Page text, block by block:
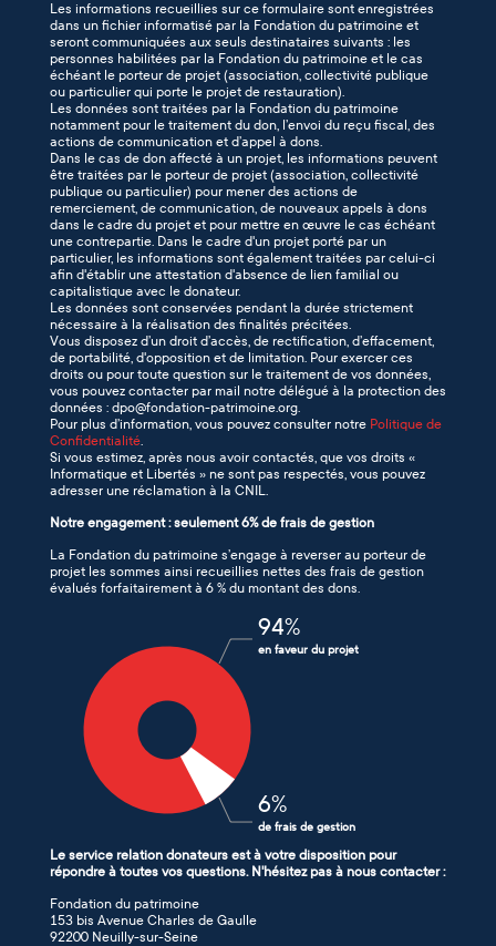
Les informations recueillies sur ce formulaire sont enregistrées
dans un fichier informatisé par la Fondation du patrimoine et
seront communiquées aux seuls destinataires suivants : les
personnes habilitées par la Fondation du patrimoine et le cas
échéant le porteur de projet (association, collectivité publique
ou particulier qui porte le projet de restauration).
Les données sont traitées par la Fondation du patrimoine
notamment pour le traitement du don, l’envoi du reçu fiscal, des
actions de communication et d’appel à dons.
Dans le cas de don affecté à un projet, les informations peuvent
être traitées par le porteur de projet (association, collectivité
publique ou particulier) pour mener des actions de
remerciement, de communication, de nouveaux appels à dons
dans le cadre du projet et pour mettre en œuvre le cas échéant
une contrepartie. Dans le cadre d'un projet porté par un
particulier, les informations sont également traitées par celui-ci
afin d'établir une attestation d'absence de lien familial ou
capitalistique avec le donateur.
Les données sont conservées pendant la durée strictement
nécessaire à la réalisation des finalités précitées.
Vous disposez d’un droit d’accès, de rectification, d’effacement,
de portabilité, d'opposition et de limitation. Pour exercer ces
droits ou pour toute question sur le traitement de vos données,
vous pouvez contacter par mail notre délégué à la protection des
données : dpo@fondation-patrimoine.org.
Pour plus d’information, vous pouvez consulter notre Politique de
Confidentialité.
Si vous estimez, après nous avoir contactés, que vos droits «
Informatique et Libertés » ne sont pas respectés, vous pouvez
adresser une réclamation à la CNIL.
Notre engagement : seulement 6% de frais de gestion
La Fondation du patrimoine s’engage à reverser au porteur de
projet les sommes ainsi recueillies nettes des frais de gestion
évalués forfaitairement à 6 % du montant des dons.
94%
en faveur du projet
6%
de frais de gestion
Le service relation donateurs est à votre disposition pour
répondre à toutes vos questions. N'hésitez pas à nous contacter :
Fondation du patrimoine
153 bis Avenue Charles de Gaulle
92200 Neuilly-sur-Seine